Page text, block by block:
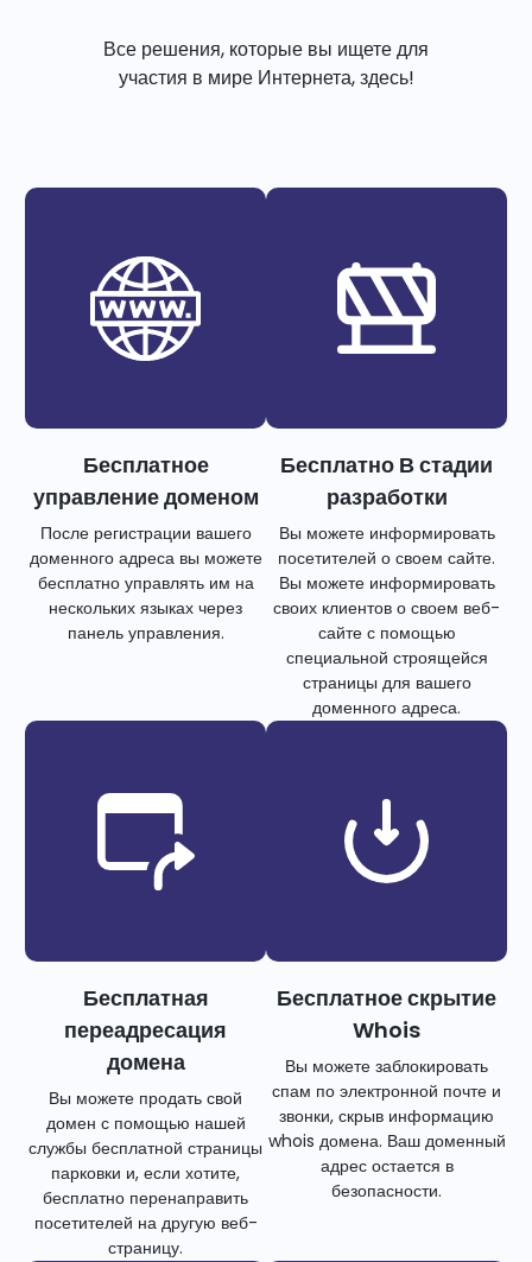
Все решения, которые вы ищете для
участия в мире Интернета, здесь!
Бесплатное
управление доменом
После регистрации вашего
доменного адреса вы можете
бесплатно управлять им на
нескольких языках через
панель управления.
Бесплатно В стадии
разработки
Вы можете информировать
посетителей о своем сайте.
Вы можете информировать
своих клиентов о своем веб-
сайте с помощью
специальной строящейся
страницы для вашего
доменного адреса.
Бесплатная
переадресация
домена
Вы можете продать свой
домен с помощью нашей
службы бесплатной страницы
парковки и, если хотите,
бесплатно перенаправить
посетителей на другую веб-
страницу.
Бесплатное скрытие
Whois
Вы можете заблокировать
спам по электронной почте и
звонки, скрыв информацию
whois домена. Ваш доменный
адрес остается в
безопасности.